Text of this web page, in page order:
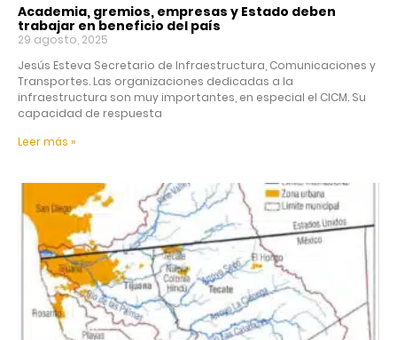
Academia, gremios, empresas y Estado deben
trabajar en beneficio del país
29 agosto, 2025
Jesús Esteva Secretario de Infraestructura, Comunicaciones y
Transportes. Las organizaciones dedicadas a la
infraestructura son muy importantes, en especial el CICM. Su
capacidad de respuesta
Leer más »